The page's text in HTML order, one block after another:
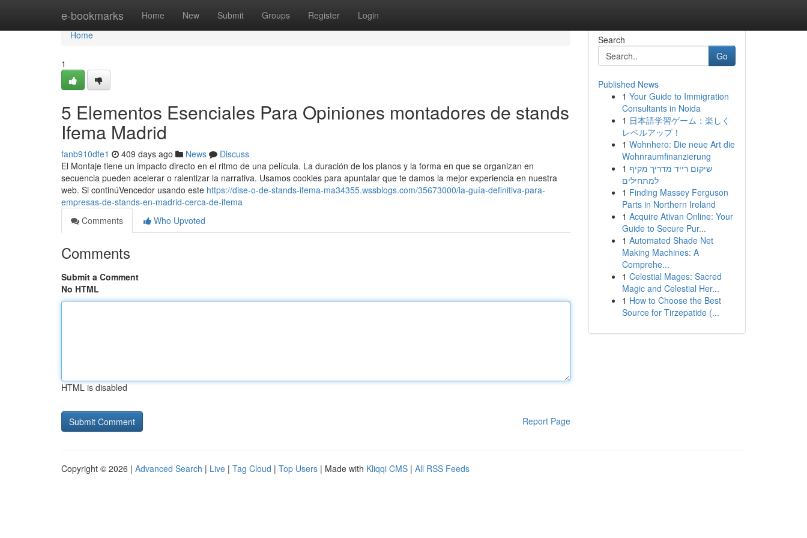
e-bookmarks Home New Submit Groups Register Login
Home
Home
1
5 Elementos Esenciales Para Opiniones montadores de stands
Ifema Madrid
fanb910dfe1 409 days ago News
Discuss
El Montaje tiene un impacto directo en el ritmo de una película. La duración de los planos y la forma en que se organizan en
secuencia pueden acelerar o ralentizar la narrativa. Usamos cookies para apuntalar que te damos la mejor experiencia en nuestra
web. Si continúVencedor usando este https://dise-o-de-stands-ifema-ma34355.wssblogs.com/35673000/la-guía-definitiva-para-
empresas-de-stands-en-madrid-cerca-de-ifema
Comments
Who Upvoted
Comments
Submit a Comment
No HTML
HTML is disabled
Report Page
Search
Go
Published News
1 Your Guide to Immigration
Consultants in Noida
1 日本語学習ゲーム：楽しく
レベルアップ！
1 Wohnhero: Die neue Art die
Wohnraumfinanzierung
1 שיקום רייד מדריך מקיף
למתחילים
1 Finding Massey Ferguson
Parts in Northern Ireland
1 Acquire Ativan Online: Your
Guide to Secure Pur...
1 Automated Shade Net
Making Machines: A
Comprehe...
1 Celestial Mages: Sacred
Magic and Celestial Her...
1 How to Choose the Best
Source for Tirzepatide (...
Copyright © 2026 | Advanced Search | Live | Tag Cloud | Top Users | Made with Kliqqi CMS | All RSS Feeds